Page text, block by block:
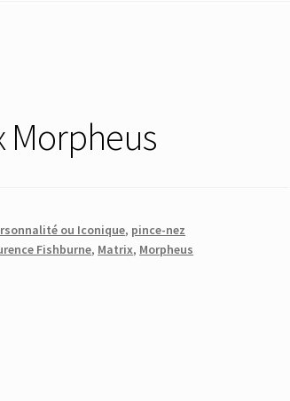
Morpheus
ou Iconique, pince-nez
Fishburne, Matrix, Morpheus